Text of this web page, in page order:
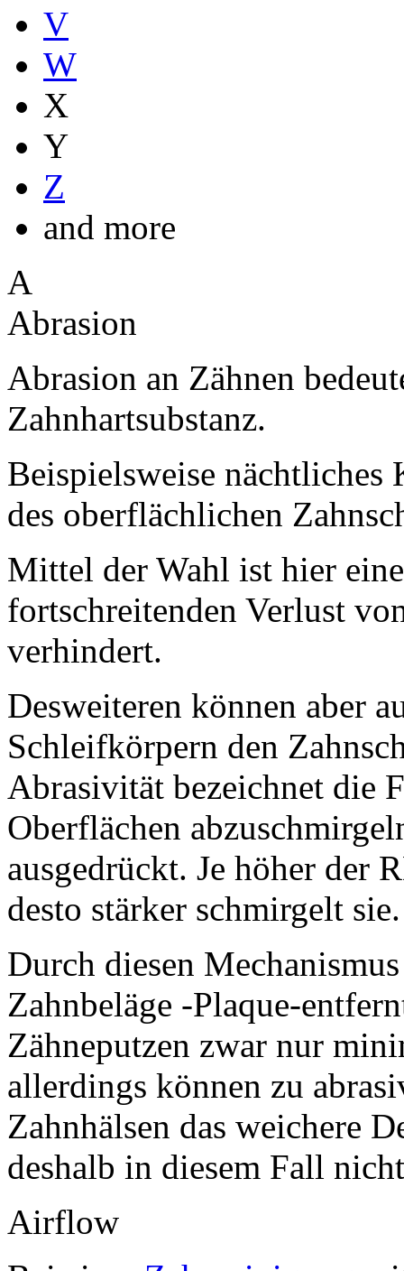
V
W
X
Y
Z
and more
A
Abrasion
Abrasion an Zähnen
Zahnhartsubstanz.
Beispielsweise
des oberflächlichen
Mittel der Wahl ist hier
fortschreitenden Verlust
verhindert.
Desweiteren können aber
Schleifkörpern den
Abrasivität bezeichnet die
Oberflächen
ausgedrückt. Je höher der
desto stärker schmirgelt sie.
Durch diesen
Zahnbeläge -Plaque-
Zähneputzen zwar nur
allerdings können zu
Zahnhälsen das weichere
deshalb in diesem Fall
Airflow